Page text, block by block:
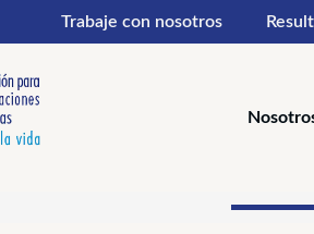
Trabaje con nosotros